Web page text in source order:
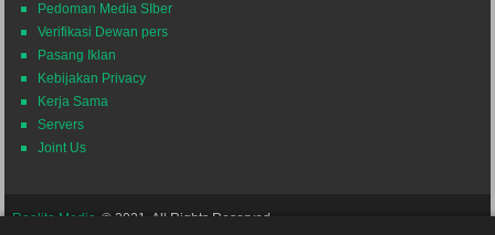
Pedoman Media SIber
Verifikasi Dewan pers
Pasang Iklan
Kebijakan Privacy
Kerja Sama
Servers
Joint Us
Realita Media © 2021. All Rights Reserved.